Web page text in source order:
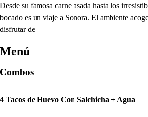
Desde su famosa carne asada hasta los
bocado es un viaje a Sonora. El ambiente
disfrutar de
Menú
Combos
4 Tacos de Huevo Con Salchicha + Agua